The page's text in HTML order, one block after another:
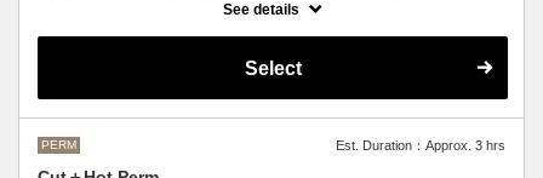
などをご希望の方は、最終受付時間が変わるため別途メニューがござい
●ご不明な点がある場合お手数ですが、お電話にてご確認くださいま
●髪の長さにより別途ロング料金を頂戴いたします。
M ¥＋1100 L¥＋1650 LL¥＋2200
See details
Select
PERM Est. Duration：Approx. 3 hrs